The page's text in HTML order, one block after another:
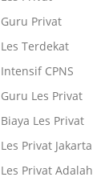
Guru Privat
Les Terdekat
Intensif CPNS
Guru Les Privat
Biaya Les Privat
Les Privat Jakarta
Les Privat Adalah